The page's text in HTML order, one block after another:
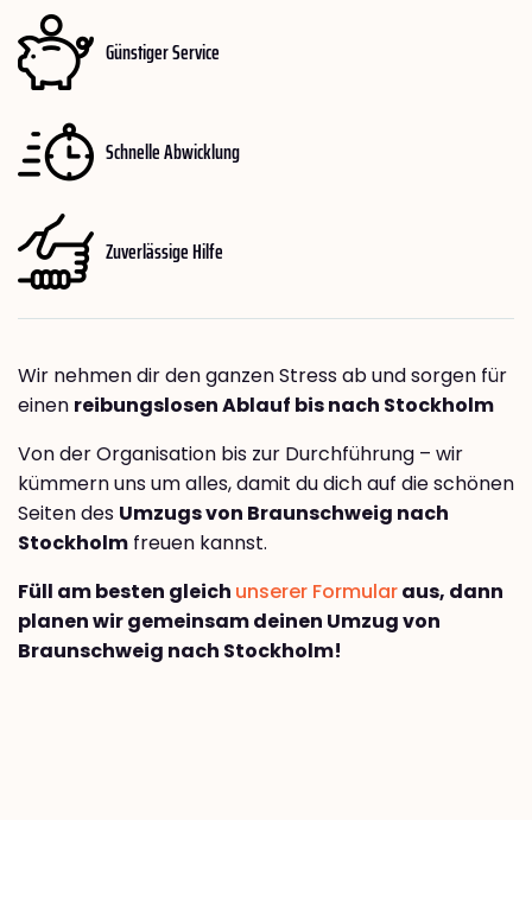
Günstiger Service
Schnelle Abwicklung
Zuverlässige Hilfe
Wir nehmen dir den ganzen Stress ab und sorgen für
einen reibungslosen Ablauf bis nach Stockholm
Von der Organisation bis zur Durchführung – wir
kümmern uns um alles, damit du dich auf die schönen
Seiten des Umzugs von Braunschweig nach
Stockholm freuen kannst.
Füll am besten gleich unserer Formularaus, dann
planen wir gemeinsam deinen Umzug von
Braunschweig nach Stockholm!